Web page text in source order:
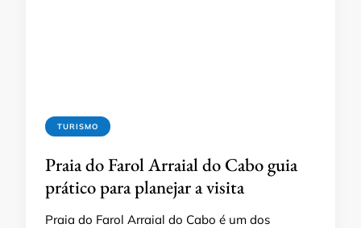
TURISMO
Praia do Farol Arraial do Cabo guia
prático para planejar a visita
Praia do Farol Arraial do Cabo é um dos